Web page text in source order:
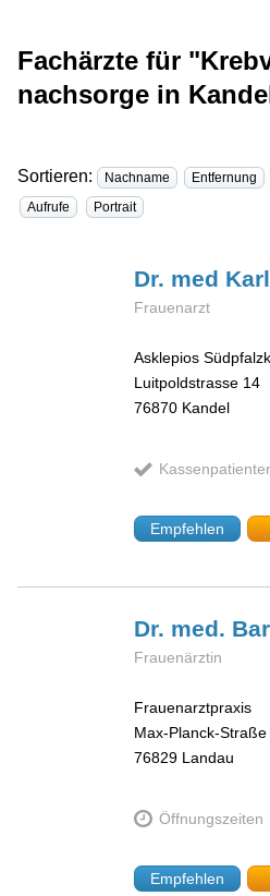
Fachärzte für
nachsorge in
Sortieren: Nachname Entfernung
Aufrufe
Portrait
Dr. med
Frauenarzt
Asklepios
Luitpoldstrasse 14
76870 Kandel
Empfehlen
Dr. med.
Frauenärztin
Frauenarztpraxis
Max-Planck-Straße
76829 Landau
Öffnungszeiten
Empfehlen